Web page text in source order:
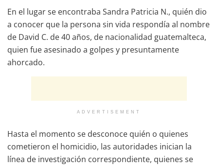
En el lugar se encontraba Sandra Patricia N., quién dio
a conocer que la persona sin vida respondía al nombre
de David C. de 40 años, de nacionalidad guatemalteca,
quien fue asesinado a golpes y presuntamente
ahorcado.
ADVERTISEMENT
Hasta el momento se desconoce quién o quienes
cometieron el homicidio, las autoridades inician la
línea de investigación correspondiente, quienes se